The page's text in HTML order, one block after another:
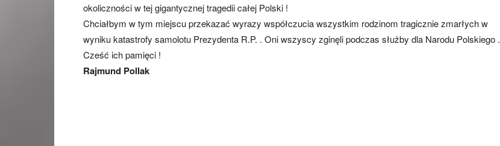
okoliczności w tej gigantycznej tragedii całej Polski !
Chciałbym w tym miejscu przekazać wyrazy współczucia wszystkim rodzinom tragicznie zmarłych w
wyniku katastrofy samolotu Prezydenta R.P. . Oni wszyscy zginęli podczas służby dla Narodu Polskiego .
Cześć ich pamięci !
Rajmund Pollak